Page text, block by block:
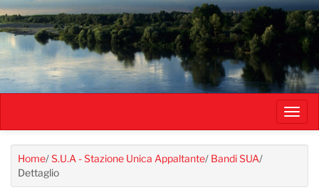
Salta
al
contenuto
principale
Home/S.U.A - Stazione Unica Appaltante/ Bandi SUA/
Dettaglio